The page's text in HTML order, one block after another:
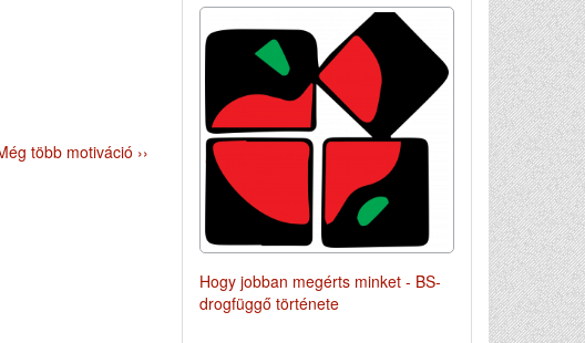
több motiváció ››
Hogy jobban megérts minket - BS-
drogfüggő története